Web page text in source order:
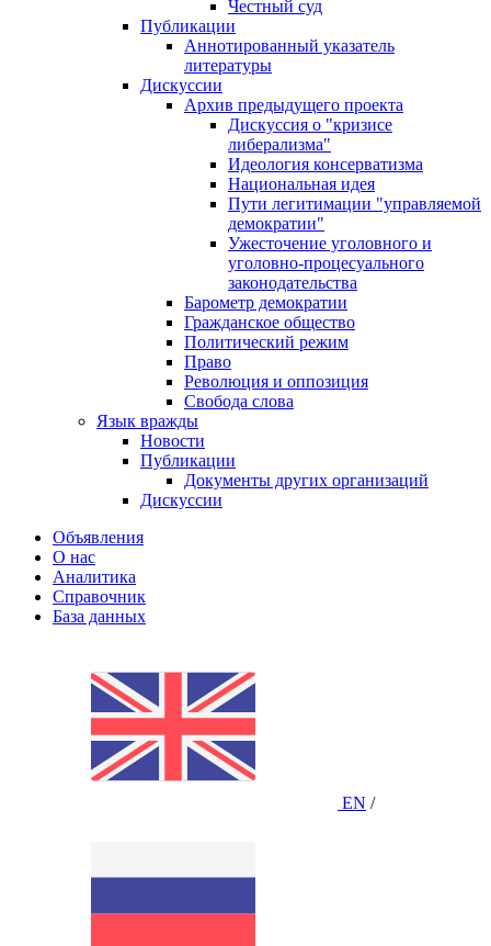
Честный суд
Публикации
Аннотированный указатель
литературы
Дискуссии
Архив предыдущего проекта
Дискуссия о "кризисе
либерализма"
Идеология консерватизма
Национальная идея
Пути легитимации "управляемой
демократии"
Ужесточение уголовного и
уголовно-процесуального
законодательства
Барометр демократии
Гражданское общество
Политический режим
Право
Революция и оппозиция
Свобода слова
Язык вражды
Новости
Публикации
Документы других организаций
Дискуссии
Объявления
О нас
Аналитика
Справочник
База данных
EN /